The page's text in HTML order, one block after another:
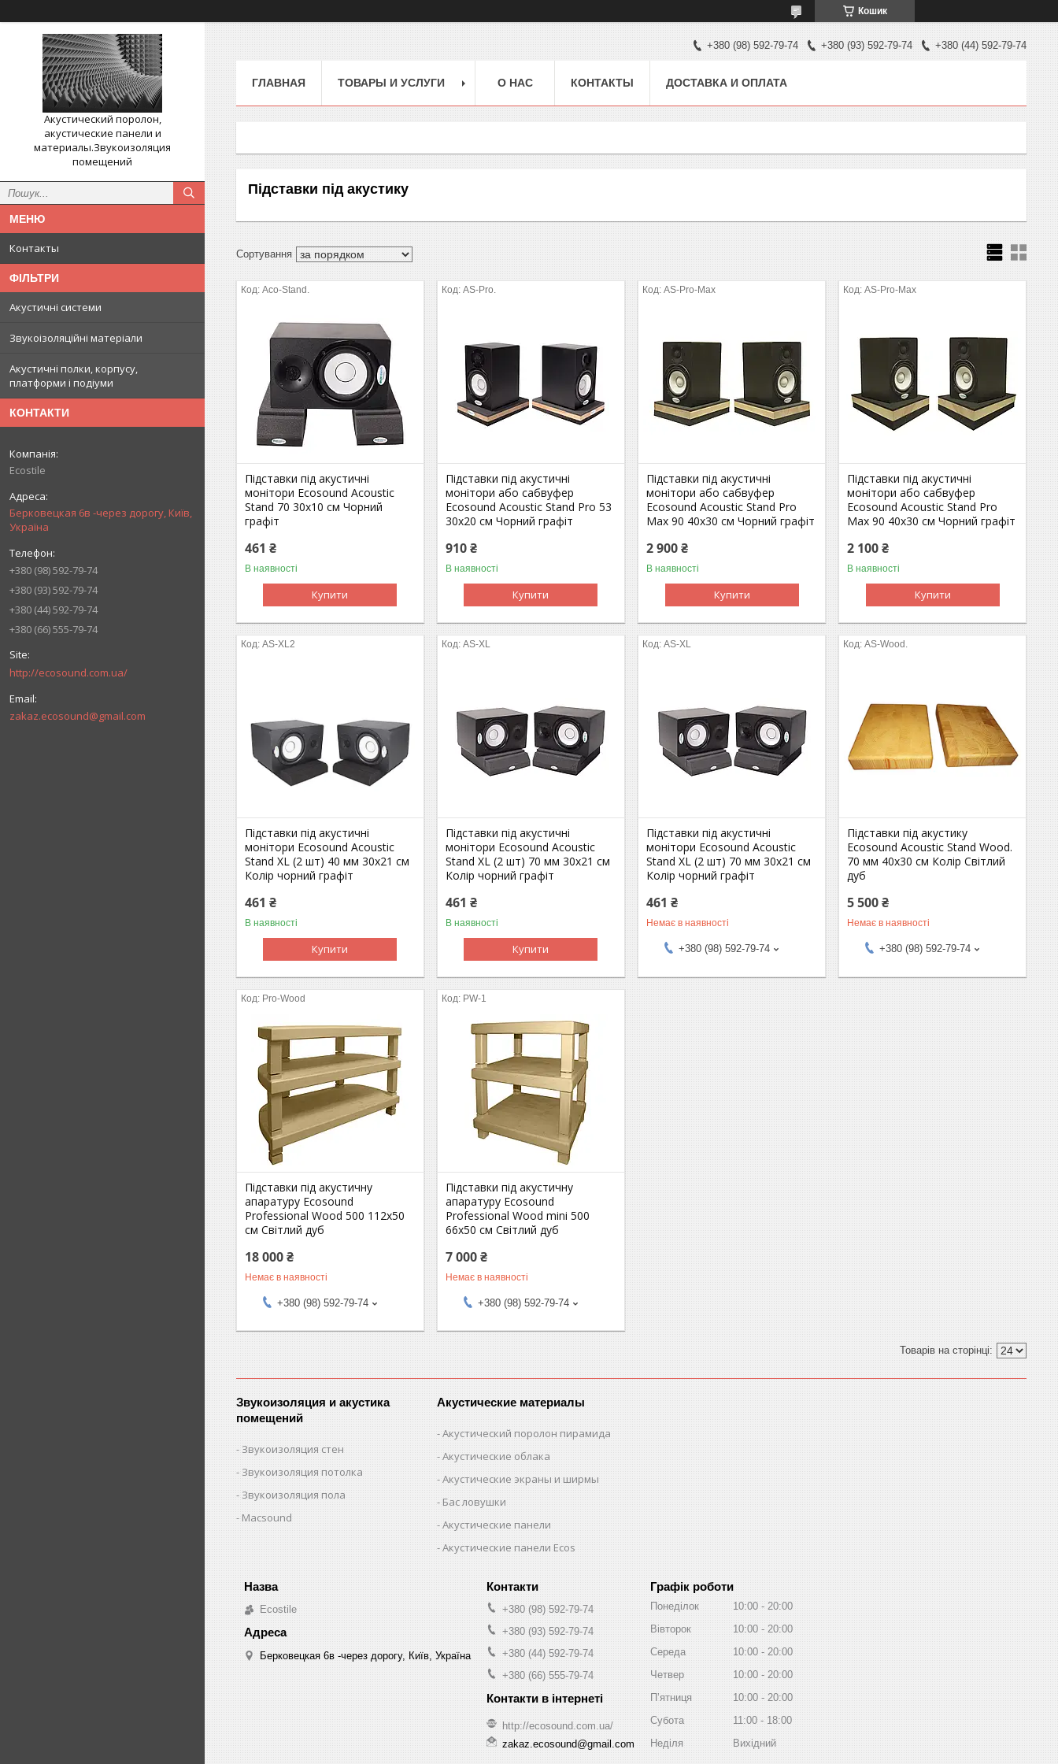
Кошик
Акустический поролон,
акустические панели и
материалы.Звукоизоляция
помещений
Контакты
ФІЛЬТРИ
Акустичні системи
Звукоізоляційні матеріали
Акустичні полки, корпусу,
платформи і подіуми
КОНТАКТИ
Ecostile
Берковецкая 6в -через дорогу, Київ,
Україна
+380 (98) 592-79-74
+380 (93) 592-79-74
+380 (44) 592-79-74
+380 (66) 555-79-74
http://ecosound.com.ua/
zakaz.ecosound@gmail.com
+380 (98) 592-79-74 +380 (93) 592-79-74 +380 (44) 592-79-74
ГЛАВНАЯ ТОВАРЫ И УСЛУГИ О НАС КОНТАКТЫ ДОСТАВКА И ОПЛАТА
Підставки під акустику
Aco-Stand.
Підставки під акустичні
монітори Ecosound Acoustic
Stand 70 30х10 см Чорний
графіт
461 ₴
В наявності
Купити
AS-Pro.
Підставки під акустичні
монітори або сабвуфер
Ecosound Acoustic Stand Pro 53
30х20 см Чорний графіт
910 ₴
В наявності
Купити
AS-Pro-Max
Підставки під акустичні
монітори або сабвуфер
Ecosound Acoustic Stand Pro
Max 90 40х30 см Чорний графіт
2 900 ₴
В наявності
Купити
AS-Pro-Max
Підставки під акустичні
монітори або сабвуфер
Ecosound Acoustic Stand Pro
Max 90 40х30 см Чорний графіт
2 100 ₴
В наявності
Купити
AS-XL2
Підставки під акустичні
монітори Ecosound Acoustic
Stand XL (2 шт) 40 мм 30х21 см
Колір чорний графіт
461 ₴
В наявності
Купити
AS-XL
Підставки під акустичні
монітори Ecosound Acoustic
Stand XL (2 шт) 70 мм 30х21 см
Колір чорний графіт
461 ₴
В наявності
Купити
AS-XL
Підставки під акустичні
монітори Ecosound Acoustic
Stand XL (2 шт) 70 мм 30х21 см
Колір чорний графіт
461 ₴
Немає в наявності
+380 (98) 592-79-74
AS-Wood.
Підставки під акустику
Ecosound Acoustic Stand Wood.
70 мм 40х30 см Колір Світлий
дуб
5 500 ₴
Немає в наявності
+380 (98) 592-79-74
Pro-Wood
Підставки під акустичну
апаратуру Ecosound
Professional Wood 500 112х50
см Світлий дуб
18 000 ₴
Немає в наявності
+380 (98) 592-79-74
PW-1
Підставки під акустичну
апаратуру Ecosound
Professional Wood mini 500
66х50 см Світлий дуб
7 000 ₴
Немає в наявності
+380 (98) 592-79-74
Звукоизоляция и акустика
помещений
Звукоизоляция стен
Звукоизоляция потолка
Звукоизоляция пола
Macsound
Акустические материалы
Акустический поролон пирамида
Акустические облака
Акустические экраны и ширмы
Бас ловушки
Акустические панели
Акустические панели Ecos
Ecostile
Берковецкая 6в -через дорогу, Київ, Україна
+380 (98) 592-79-74
+380 (93) 592-79-74
+380 (44) 592-79-74
+380 (66) 555-79-74
http://ecosound.com.ua/
zakaz.ecosound@gmail.com
Графік роботи
Понеділок 10:00
20:00
Вівторок
10:00
20:00
Середа
10:00
20:00
Четвер
10:00
20:00
Пʼятниця
10:00
20:00
Субота
11:00
18:00
Неділя
Вихідний